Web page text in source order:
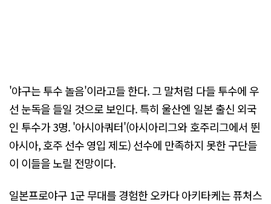
'야구는 투수 놀음'이라고들 한다. 그 말처럼 다들 투수에 우
선 눈독을 들일 것으로 보인다. 특히 울산엔 일본 출신 외국
인 투수가 3명. '아시아쿼터'(아시아리그와 호주리그에서 뛴
아시아, 호주 선수 영입 제도) 선수에 만족하지 못한 구단들
이 이들을 노릴 전망이다.
일본프로야구 1군 무대를 경험한 오카다 아키타케는 퓨처스